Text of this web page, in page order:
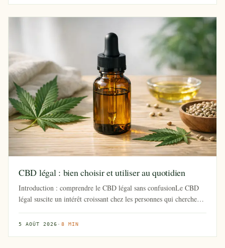
CBD légal : bien choisir et utiliser au quotidien
Introduction : comprendre le CBD légal sans confusionLe CBD
légal suscite un intérêt croissant chez les personnes qui cherchent
5 AOÛT 2026 · 8 MIN